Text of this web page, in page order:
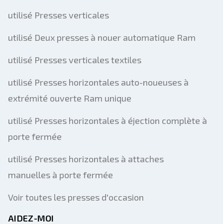
utilisé Presses verticales
utilisé Deux presses à nouer automatique Ram
utilisé Presses verticales textiles
utilisé Presses horizontales auto-noueuses à
extrémité ouverte Ram unique
utilisé Presses horizontales à éjection complète à
porte fermée
utilisé Presses horizontales à attaches
manuelles à porte fermée
Voir toutes les presses d'occasion
AIDEZ-MOI